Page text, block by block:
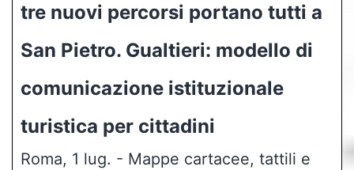
tre nuovi percorsi portano tutti a
San Pietro. Gualtieri: modello di
comunicazione istituzionale
turistica per cittadini
Roma, 1 lug. - Mappe cartacee, tattili e